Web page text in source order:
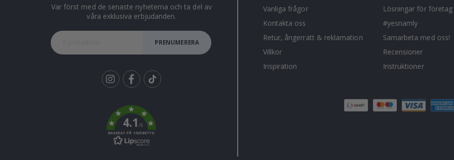
Var först med de senaste nyheterna och ta del av
våra exklusiva erbjudanden.
PRENUMERERA
k
4.1/5
BASERAT PÅ 1029 BETYG
Vanliga frågor
Kontakta oss
Retur, ångerrätt & reklamation
Villkor
Inspiration
Lösningar för företag
#yesnamly
Samarbeta med oss!
Recensioner
Instruktioner